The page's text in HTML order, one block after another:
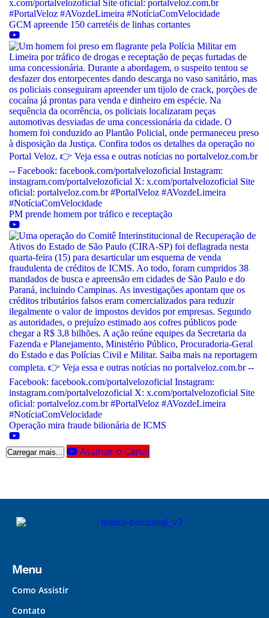
GCM apreende 150 carretéis de linhas cortantes
PM prende homem por tráfico e receptação
Operação mira fraude bilionária de ICMS
Carregar mais... Assinar o Canal
Menu
Como Assistir
Contato